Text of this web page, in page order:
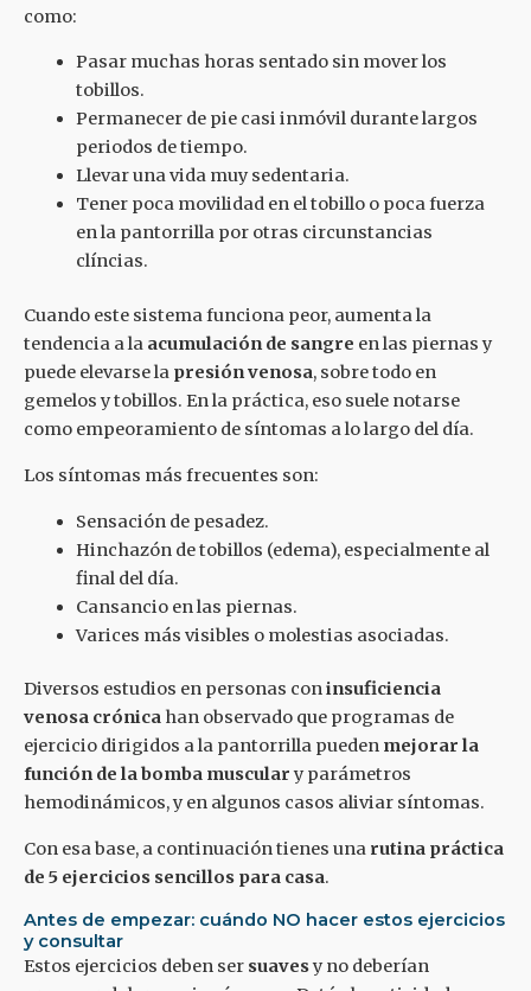
como:
Pasar muchas horas sentado sin mover los
tobillos.
Permanecer de pie casi inmóvil durante largos
periodos de tiempo.
Llevar una vida muy sedentaria.
Tener poca movilidad en el tobillo o poca fuerza
en la pantorrilla por otras circunstancias
clíncias.
Cuando este sistema funciona peor, aumenta la
tendencia a la acumulación de sangre en las piernas y
puede elevarse la presión venosa, sobre todo en
gemelos y tobillos. En la práctica, eso suele notarse
como empeoramiento de síntomas a lo largo del día.
Los síntomas más frecuentes son:
Sensación de pesadez.
Hinchazón de tobillos (edema), especialmente al
final del día.
Cansancio en las piernas.
Varices más visibles o molestias asociadas.
Diversos estudios en personas coninsuficiencia
venosa crónica han observado que programas de
ejercicio dirigidos a la pantorrilla pueden mejorar la
función de la bomba musculary parámetros
hemodinámicos, y en algunos casos aliviar síntomas.
Con esa base, a continuación tienes una rutina práctica
de 5 ejercicios sencillos para casa.
Antes de empezar: cuándo NO hacer estos ejercicios
y consultar
Estos ejercicios deben ser suavesy no deberían